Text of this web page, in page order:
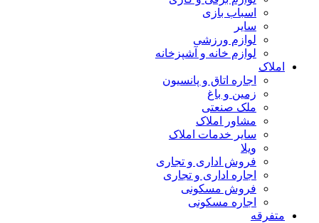
اسباب بازی
سایر
لوازم ورزشی
لوازم خانه و آشپزخانه
املاک
اجاره اتاق و پانسیون
زمین و باغ
ملک صنعتی
مشاور املاک
سایر خدمات املاک
ویلا
فروش اداری و تجاری
اجاره اداری و تجاری
فروش مسکونی
اجاره مسکونی
متفرقه